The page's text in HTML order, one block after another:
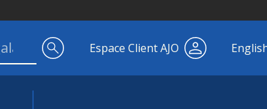
Espace Client AJO